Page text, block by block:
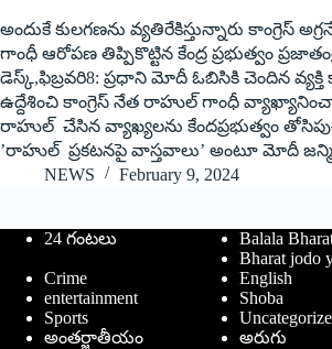
అందుకే కులగణను వ్యతిరేకిస్తున్నారు కాంగ్రెస్‌
గాంధీ ఆరోపణ తిప్పికొట్టిన కేంద్ర ప్రభుత్వం
డెస్క్‌,ఫిబ్రవరి8: ప్రధాని మోదీ ఓబిసికి చెందిన
ఉద్దేశించి కాంగ్రెస్‌ నేత రాహుల్‌ గాంధీ
రాహుల్‌ చేసిన వ్యాఖ్యలను కేందప్రభుత్వం
’రాహుల్‌ ప్రకటనపై వాస్తవాలు’ అంటూ మోదీ
NEWS
February 9, 2024
24 గంటలు
Balala
Bharat jodo
Crime
English
entertainment
Shoba
Sports
అంతర్జాతీయం
అరుగు